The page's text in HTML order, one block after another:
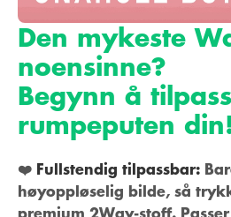
Den mykeste
noensinne?
Begynn å
rumpeputen
❤️ Fullstendig tilpassbar:
høyoppløselig bilde, så
premium 2Way-stoff.